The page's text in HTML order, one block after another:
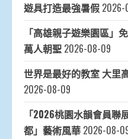
遊具打造最強暑假
「高雄親子遊樂園區
萬人朝聖 2026-08-09
世界是最好的教室 大里
2026-08-09
「2026桃園水韻會員
都」藝術風華 2026-08-